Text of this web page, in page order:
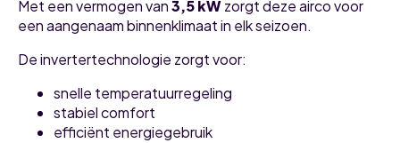
Met een vermogen van3,5 kWzorgt deze airco voor
een aangenaam binnenklimaat in elk seizoen.
De invertertechnologie zorgt voor:
snelle temperatuurregeling
stabiel comfort
efficiënt energiegebruik